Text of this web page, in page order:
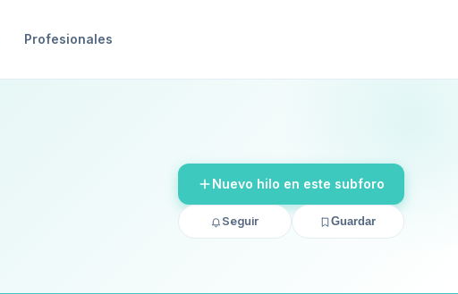
Profesionales
Nuevo hilo en este subforo
Seguir Guardar